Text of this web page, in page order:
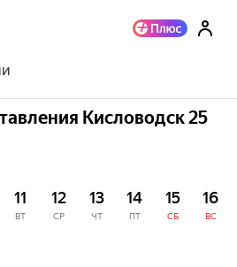
Кисловодск 25
11
ВТ
12
СР
13
ЧТ
14
ПТ
15
СБ
16
ВС